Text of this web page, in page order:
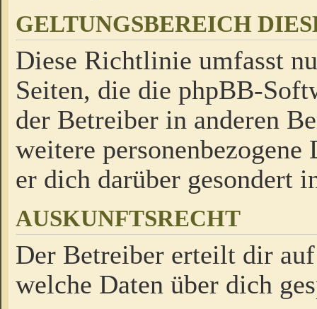
GELTUNGSBEREICH
Diese Richtlinie umfasst
Seiten, die die phpBB-
der Betreiber in anderen
weitere
er dich darüber gesondert
AUSKUNFTSRECHT
Der Betreiber erteilt dir
welche Daten über dich